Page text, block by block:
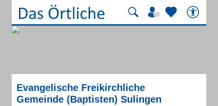
Evangelische Freikirchliche
Gemeinde (Baptisten) Sulingen